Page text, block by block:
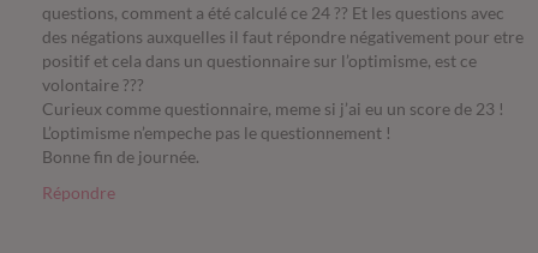
questions, comment a été calculé ce 24 ?? Et les questions avec
des négations auxquelles il faut répondre négativement pour etre
positif et cela dans un questionnaire sur l’optimisme, est ce
volontaire ???
Curieux comme questionnaire, meme si j’ai eu un score de 23 !
L’optimisme n’empeche pas le questionnement !
Bonne fin de journée.
Répondre